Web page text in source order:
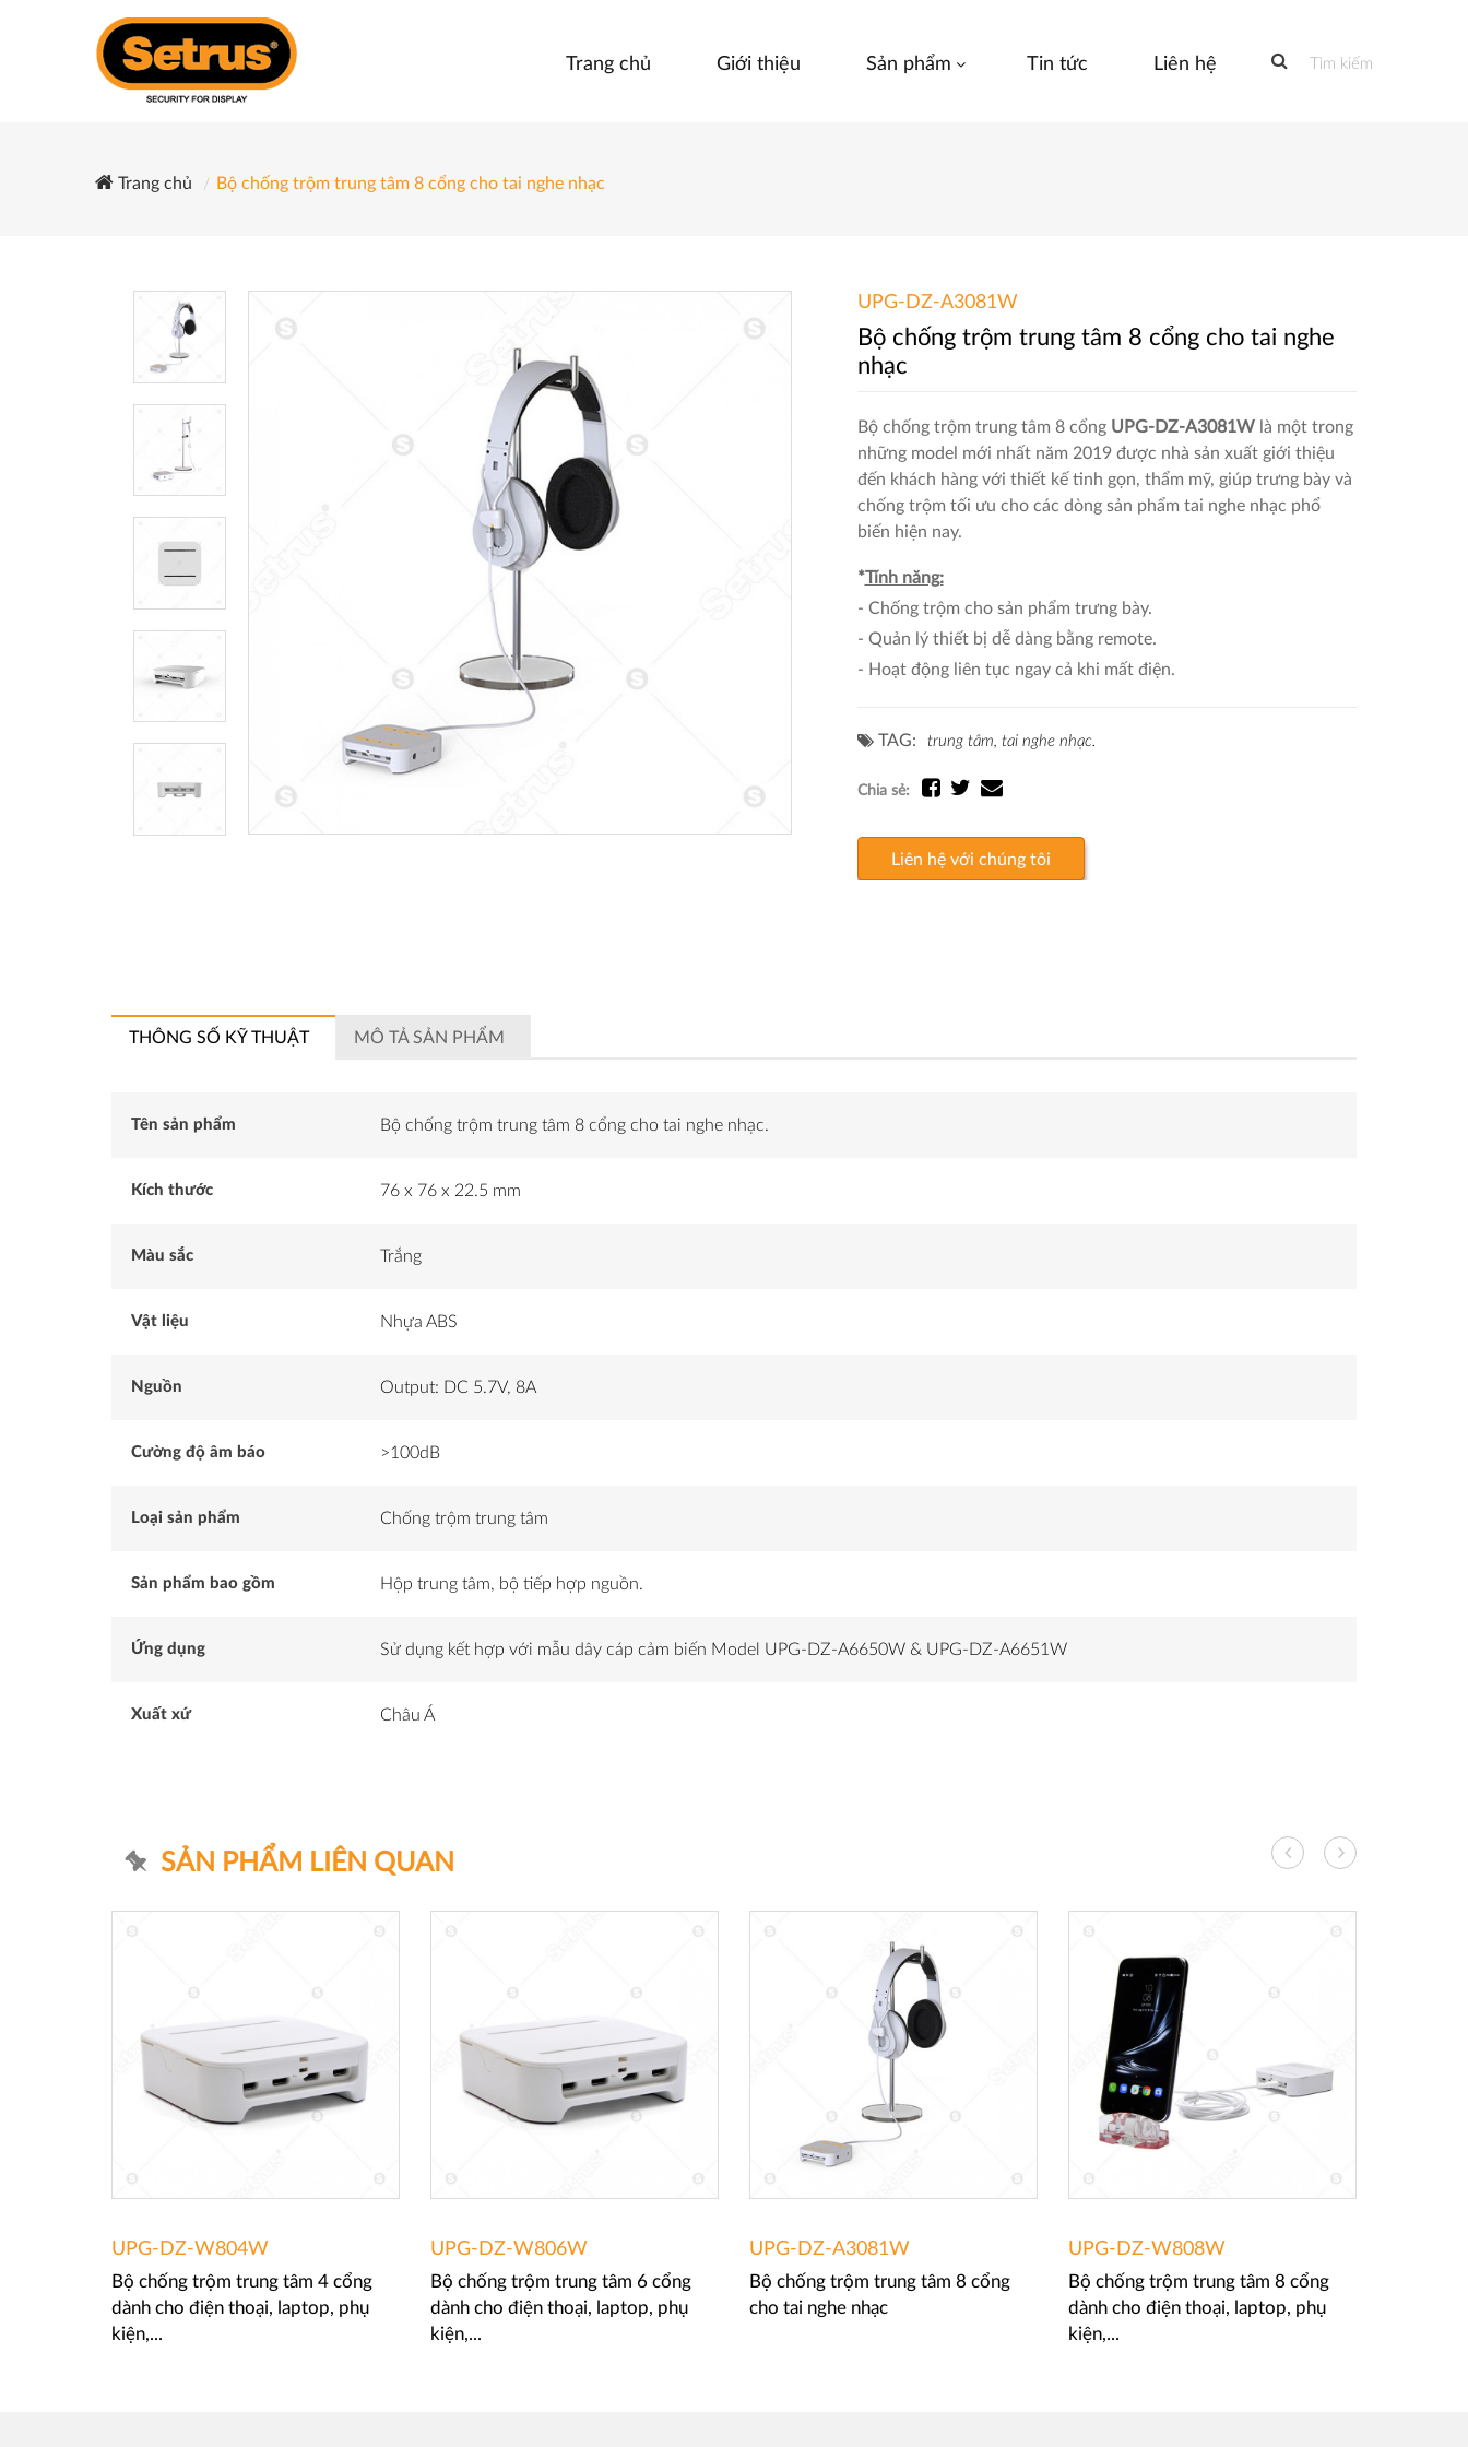
Tìm kiếm
Trang chủ Giới thiệu Sản phẩm Tin tức Liên hệ
Trang chủ Bộ chống trộm trung tâm 8 cổng cho tai nghe nhạc
UPG-DZ-A3081W
Bộ chống trộm trung tâm 8 cổng cho tai nghe
nhạc
Bộ chống trộm trung tâm 8 cổng UPG-DZ-A3081Wlà một trong
những model mới nhất năm 2019 được nhà sản xuất giới thiệu
đến khách hàng với thiết kế tinh gọn, thẩm mỹ, giúp trưng bày và
chống trộm tối ưu cho các dòng sản phẩm tai nghe nhạc phổ
biến hiện nay.
*Tính năng:
- Chống trộm cho sản phẩm trưng bày.
- Quản lý thiết bị dễ dàng bằng remote.
- Hoạt động liên tục ngay cả khi mất điện.
TAG: trung tâm, tai nghe nhạc.
Chia sẻ:
Liên hệ với chúng tôi
THÔNG SỐ KỸ THUẬT MÔ TẢ SẢN PHẨM
Tên sản phẩm Bộ chống trộm trung tâm 8 cổng cho tai nghe nhạc.
Kích thước 76 x 76 x 22.5 mm
Màu sắc Trắng
Vật liệu Nhựa ABS
Nguồn Output: DC 5.7V, 8A
Cường độ âm báo >100dB
Loại sản phẩm Chống trộm trung tâm
Sản phẩm bao gồm Hộp trung tâm, bộ tiếp hợp nguồn.
Ứng dụng Sử dụng kết hợp với mẫu dây cáp cảm biến Model UPG-DZ-A6650W & UPG-DZ-A6651W
Xuất xứ Châu Á
SẢN PHẨM LIÊN QUAN
UPG-DZ-W804W
Bộ chống trộm trung tâm 4 cổng
dành cho điện thoại, laptop, phụ
kiện,...
UPG-DZ-W806W
Bộ chống trộm trung tâm 6 cổng
dành cho điện thoại, laptop, phụ
kiện,...
UPG-DZ-A3081W
Bộ chống trộm trung tâm 8 cổng
cho tai nghe nhạc
UPG-DZ-W808W
Bộ chống trộm trung tâm 8 cổng
dành cho điện thoại, laptop, phụ
kiện,...